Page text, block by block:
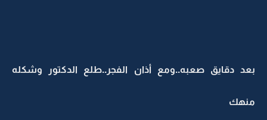
بعد دقايق صعبه..ومع أذان الفجر..طلع الدكتور وشكله
منهك